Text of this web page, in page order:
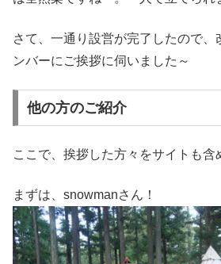
さて、一通り設営が完了したので、
ンバーにご挨拶に伺いました～
他の方のご紹介
ここで、挨拶した方々をサイトも含
まずは、snowmanさん！